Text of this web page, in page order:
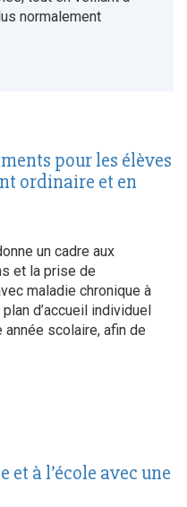
normalement
pour les élèves
ordinaire et en
un cadre aux
et la prise de
maladie chronique à
d’accueil individuel
scolaire, afin de
à l’école avec une